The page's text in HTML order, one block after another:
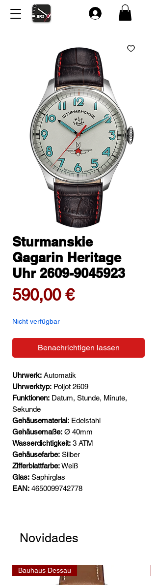
Sturmanskie
Gagarin Heritage
Uhr 2609-9045923
590,00 €Preis
Nicht verfügbar
Benachrichtigen lassen
Uhrwerk: Automatik
Uhrwerktyp: Poljot 2609
Funktionen: Datum, Stunde, Minute,
Sekunde
Gehäusematerial: Edelstahl
Gehäusemaße: Ø 40mm
Wasserdichtigkeit: 3 ATM
Gehäusefarbe: Silber
Zifferblattfarbe:Weiß
Glas: Saphirglas
EAN: 4650099742778
Novidades
Bauhaus Dessau